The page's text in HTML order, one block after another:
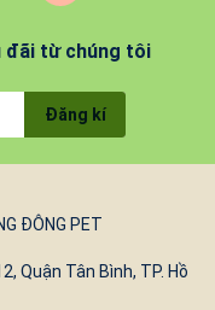
đãi từ chúng tôi
Đăng kí
ĐÔNG PET
Quận Tân Bình, TP. Hồ